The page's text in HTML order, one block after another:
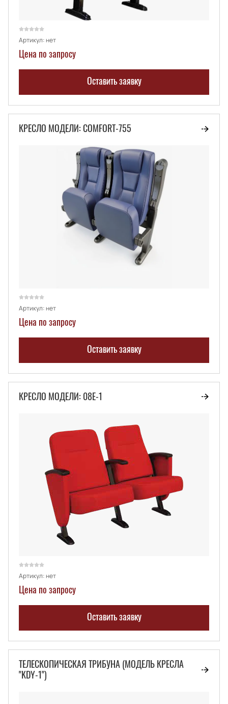
Артикул:нет
Цена по запросу
Оставить заявку
КРЕСЛО МОДЕЛИ: COMFORT-755
Артикул:нет
Цена по запросу
Оставить заявку
КРЕСЛО МОДЕЛИ: 08Е-1
Артикул:нет
Цена по запросу
Оставить заявку
ТЕЛЕСКОПИЧЕСКАЯ ТРИБУНА (МОДЕЛЬ КРЕСЛА
"KDY-1")